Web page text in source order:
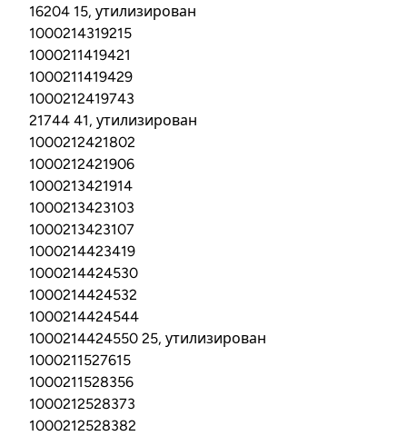
16204 15, утилизирован
1000214319215
1000211419421
1000211419429
1000212419743
21744 41, утилизирован
1000212421802
1000212421906
1000213421914
1000213423103
1000213423107
1000214423419
1000214424530
1000214424532
1000214424544
1000214424550 25, утилизирован
1000211527615
1000211528356
1000212528373
1000212528382